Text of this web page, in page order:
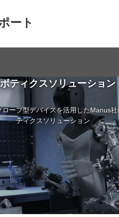
ート
ティクスソリューション
ローブ型デバイスを活用したManus社
ティクスソリューション
品